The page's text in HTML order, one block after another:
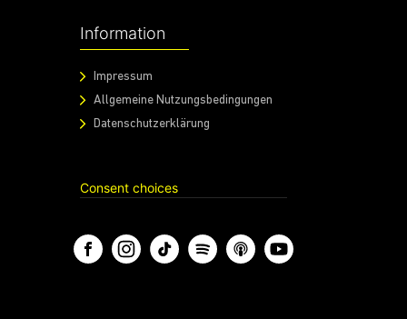
Information
Impressum
Allgemeine Nutzungsbedingungen
Datenschutzerklärung
Consent choices